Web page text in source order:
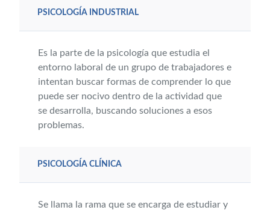
PSICOLOGÍA INDUSTRIAL
Es la parte de la psicología que estudia el
entorno laboral de un grupo de trabajadores e
intentan buscar formas de comprender lo que
puede ser nocivo dentro de la actividad que
se desarrolla, buscando soluciones a esos
problemas.
PSICOLOGÍA CLÍNICA
Se llama la rama que se encarga de estudiar y